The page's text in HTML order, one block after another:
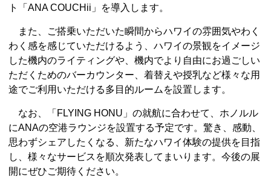
ト「ANA COUCHii」を導入します。
また、ご搭乗いただいた瞬間からハワイの雰囲気やわく
わく感を感じていただけるよう、ハワイの景観をイメージ
した機内のライティングや、機内でより自由にお過ごしい
ただくためのバーカウンター、着替えや授乳など様々な用
途でご利用いただける多目的ルームを設置します。
なお、「FLYING HONU」の就航に合わせて、ホノルル
にANAの空港ラウンジを設置する予定です。驚き、感動、
思わずシェアしたくなる、新たなハワイ体験の提供を目指
し、様々なサービスを順次発表してまいります。今後の展
開にぜひご期待ください。